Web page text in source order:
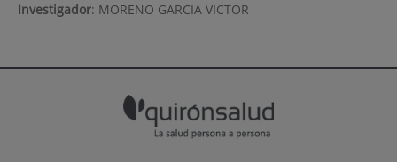
Investigador: MORENO GARCIA VICTOR